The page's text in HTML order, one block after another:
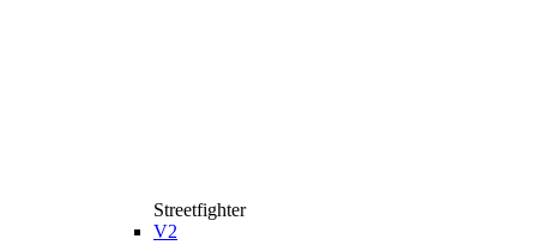
Streetfighter
V2